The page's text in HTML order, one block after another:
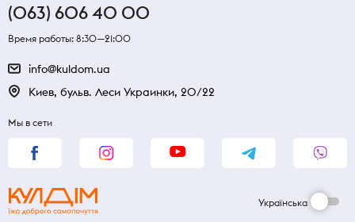
(063) 606 40 00
Время работы: 8:30—21:00
info@kuldom.ua
Киев, бульв. Леси Украинки, 20/22
Мы в сети
Українська